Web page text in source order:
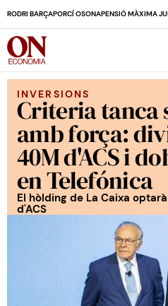
RODRI BARÇAPORCÍ OSONAPENSIÓ MÀXIMA
INVERSIONS
Criteria tanca
amb força:
40M d'ACS i
en Telefónica
El hòlding de La Caixa
d'ACS